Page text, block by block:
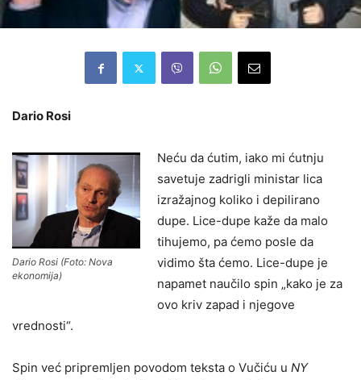
Dario Rosi
Dario Rosi (Foto: Nova
ekonomija)
Neću da ćutim, iako mi ćutnju
savetuje zadrigli ministar lica
izražajnog koliko i depilirano
dupe. Lice-dupe kaže da malo
tihujemo, pa ćemo posle da
vidimo šta ćemo. Lice-dupe je
napamet naučilo spin „kako je za
ovo kriv zapad i njegove
vrednosti“.
Spin već pripremljen povodom teksta o Vučiću u NY